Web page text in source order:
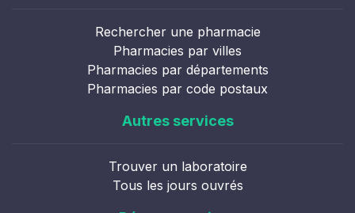
Rechercher une pharmacie
Pharmacies par villes
Pharmacies par départements
Pharmacies par code postaux
Autres services
Trouver un laboratoire
Tous les jours ouvrés